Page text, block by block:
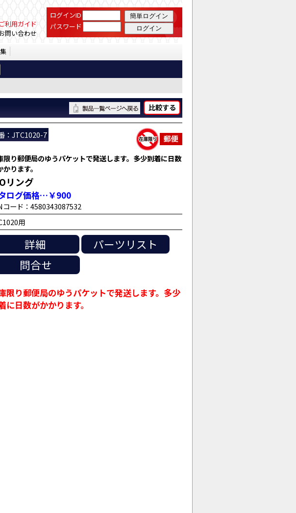
ログインID
パスワード
ご利用ガイド
問い合わせ
比較する
：JTC1020-7
限り郵便局のゆうパケットで発送します。多少到着に日数
かります。
リング
ログ価格…￥900
コード：4580343087532
用
詳細
パーツリスト
問合せ
限り郵便局のゆうパケットで発送します。多少
に日数がかかります。